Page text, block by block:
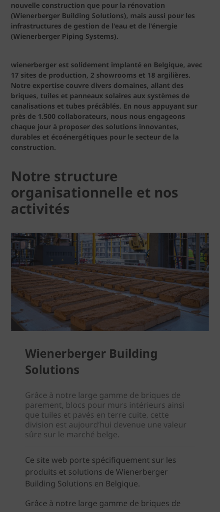
nouvelle construction que pour la rénovation
(Wienerberger Building Solutions), mais aussi pour les
infrastructures de gestion de l'eau et de l'énergie
(Wienerberger Piping Systems).
wienerberger est solidement implanté en Belgique, avec
17 sites de production, 2 showrooms et 18 argilières.
Notre expertise couvre divers domaines, allant des
briques, tuiles et panneaux solaires aux systèmes de
canalisations et tubes précâblés. En nous appuyant sur
près de 1.500 collaborateurs, nous nous engageons
chaque jour à proposer des solutions innovantes,
durables et écoénergétiques pour le secteur de la
construction.
Notre structure
organisationnelle et nos
activités
Wienerberger Building
Solutions
Grâce à notre large gamme de briques de
parement, blocs pour murs intérieurs ainsi
que tuiles et pavés en terre cuite, cette
division est aujourd’hui devenue une valeur
sûre sur le marché belge.
Ce site web porte spécifiquement sur les
produits et solutions de Wienerberger
Building Solutions en Belgique.
Grâce à notre large gamme de briques de